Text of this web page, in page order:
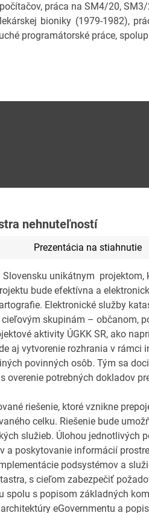
počítačov, práca na SM4/20,
bioniky (1979-1982),
programátorské práce,
nehnuteľností
Prezentácia na stiahnutie
unikátnym
bude efektívna a
Elektronické služby
skupinám – občanom,
aktivity ÚGKK SR, ako
aj vytvorenie rozhrania v rámci
povinných osôb. Tým sa
potrebných dokladov
riešenie, ktoré vznikne
celku. Riešenie bude
služieb. Úlohou jednotlivých
a poskytovanie informácií
podsystémov a
s cieľom zabezpečiť
spolu s popisom základných
eGovernmentu a